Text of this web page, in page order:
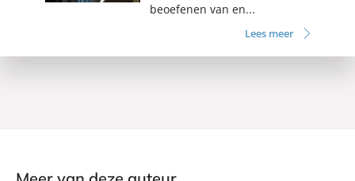
beoefenen van en...
Lees meer